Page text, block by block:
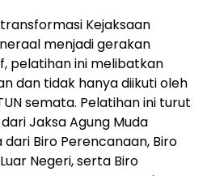
Kejaksaan
menjadi gerakan
pelatihan ini melibatkan
dan tidak hanya diikuti oleh
semata. Pelatihan ini turut
Jaksa Agung Muda
Biro Perencanaan, Biro
Negeri, serta Biro